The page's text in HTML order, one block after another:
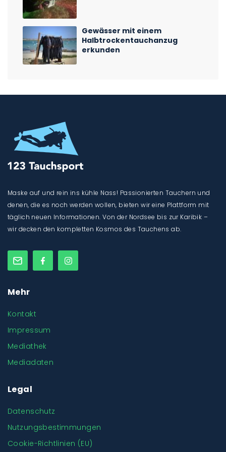
Gewässer mit einem
Halbtrockentauchanzug
erkunden
Maske auf und rein ins kühle Nass! Passionierten Tauchern und
denen, die es noch werden wollen, bieten wir eine Plattform mit
täglich neuen Informationen. Von der Nordsee bis zur Karibik –
wir decken den kompletten Kosmos des Tauchens ab.
Mehr
Kontakt
Impressum
Mediathek
Mediadaten
Legal
Datenschutz
Nutzungsbestimmungen
Cookie-Richtlinien (EU)